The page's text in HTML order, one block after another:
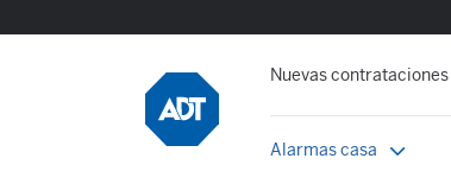
Nuevas contrataciones
Alarmas casa